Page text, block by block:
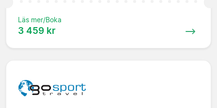
Läs mer/Boka
3 459 kr